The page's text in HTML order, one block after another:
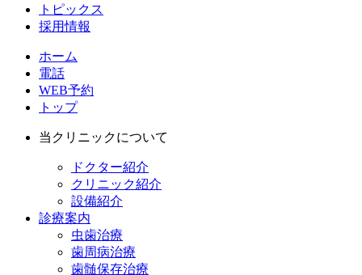
トピックス
採用情報
ホーム
電話
WEB予約
トップ
当クリニックについて
ドクター紹介
クリニック紹介
設備紹介
診療案内
虫歯治療
歯周病治療
歯髄保存治療